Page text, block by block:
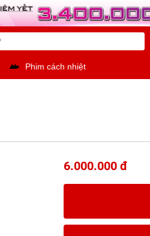
Phim cách nhiệt
6.000.000 đ